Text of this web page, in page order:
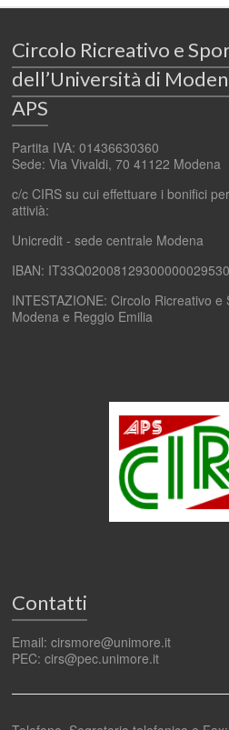
Circolo Ricreativo e
dell’Università di
APS
Partita IVA: 01436630360
Sede: Via Vivaldi, 70 41122 Modena
c/c CIRS su cui effettuare i bonifici
attivià:
Unicredit - sede centrale Modena
IBAN:
INTESTAZIONE: Circolo Ricreativo
Modena e Reggio Emilia
Contatti
Email: cirsmore@unimore.it
PEC: cirs@pec.unimore.it